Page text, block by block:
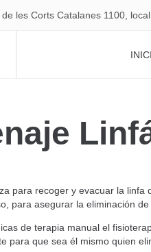
les Corts Catalanes 1100,
para recoger y evacuar la linfa
para asegurar la eliminación de
de terapia manual el
para que sea él mismo quien